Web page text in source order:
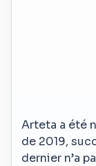
Arteta a été
de 2019,
dernier n’a